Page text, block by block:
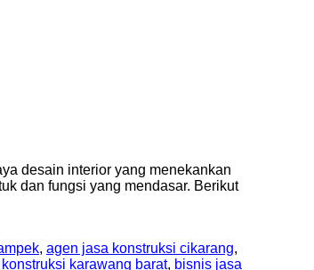
desain interior yang menekankan
dan fungsi yang mendasar. Berikut
, agen jasa konstruksi cikarang,
karawang barat, bisnis jasa